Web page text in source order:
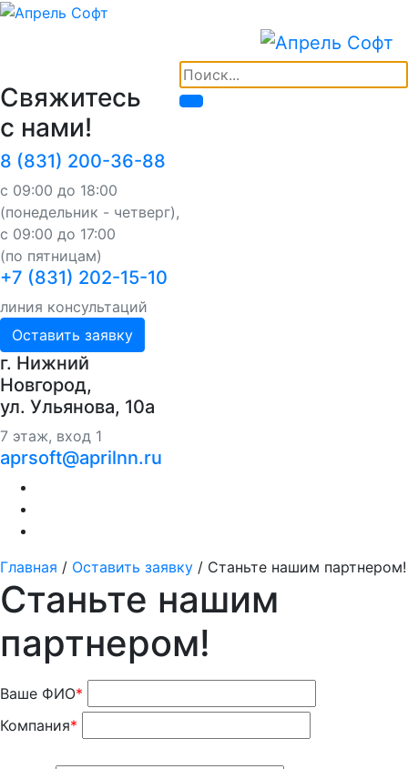
Свяжитесь
с нами!
8 (831) 200-36-88
с 09:00 до 18:00
(понедельник - четверг),
с 09:00 до 17:00
(по пятницам)
+7 (831) 202-15-10
линия консультаций
Оставить заявку
г. Нижний
Новгород,
ул. Ульянова, 10a
7 этаж, вход 1
aprsoft@aprilnn.ru
Главная / Оставить заявку / Станьте нашим партнером!
Станьте нашим
партнером!
Ваше ФИО*
Компания*